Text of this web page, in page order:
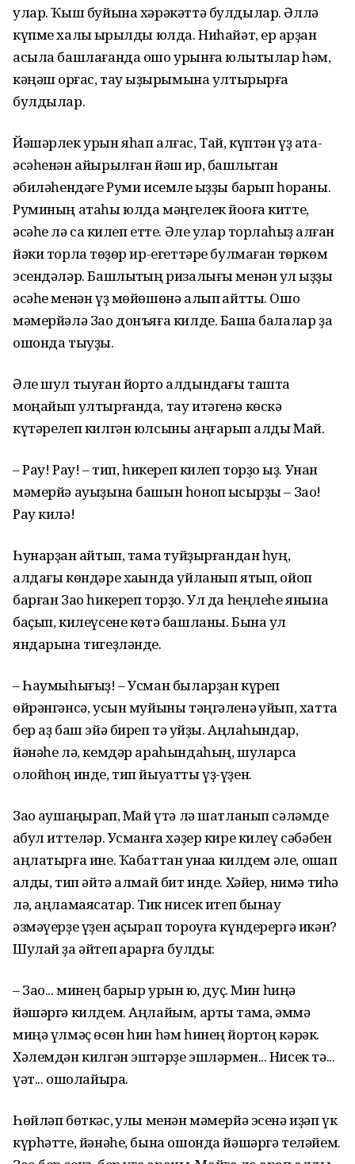
улар. Ҡыш буйына хәрәкәттә булдылар. Әллә
күпме халыҡ ҡырылды юлда. Ниһайәт, ер ҡарҙан
асыла башлағанда ошо урынға юлыҡтылар һәм,
кәңәш ҡорғас, тау ҡыҙырымына ултырырға
булдылар.
Йәшәрлек урын яһап алғас, Тай, күптән үҙ ата-
әсәһенән айырылған йәш ир, башлыҡтан
ҡәбиләһендәге Руми исемле ҡыҙҙы барып һораны.
Руминың атаһы юлда мәңгелек йоҡоға китте,
әсәһе лә саҡ килеп етте. Әле улар торлаҡһыҙ ҡалған
йәки торлаҡ төҙөр ир-егеттәре булмаған төркөм
эсендәләр. Башлыҡтың ризалығы менән ул ҡыҙҙы
әсәһе менән үҙ мөйөшөнә алып ҡайтты. Ошо
мәмерйәлә Зао донъяға килде. Башҡа балалар ҙа
ошонда тыуҙы.
Әле шул тыуған йорто алдындағы ташта
моңайып ултырғанда, тау итәгенә көскә
күтәрелеп килгән юлсыны аңғарып ҡалды Май.
– Рау! Рау! – тип, һикереп килеп торҙо ҡыҙ. Унан
мәмерйә ауыҙына башын һоноп ҡысҡырҙы – Зао!
Рау килә!
Һунарҙан ҡайтып, тамаҡ туйҙырғандан һуң,
алдағы көндәре хаҡында уйланып ятып, ойоп
барған Зао һикереп торҙо. Ул да һеңлеһе янына
баҫып, килеүсене көтә башланы. Бына ул
яндарына тигеҙләнде.
– Һаумыһығыҙ! – Усман быларҙан күреп
өйрәнгәнсә, усын муйыны тәңгәленә ҡуйып, хатта
бер аҙ баш эйә биреп тә ҡуйҙы. Аңлаһындар,
йәнәһе лә, кемдәр араһындаһың, шуларса
олойһоң инде, тип йыуатты үҙ-үҙен.
Зао ҡаушаңҡырап, Май үтә лә шатланып сәләмде
ҡабул иттеләр. Усманға хәҙер кире килеү сәбәбен
аңлатырға ине. Ҡабаттан ҡунаҡҡа килдем әле, оҡшап
ҡалды, тип әйтә алмай бит инде. Хәйер, нимә тиһә
лә, аңламаясаҡтар. Тик нисек итеп бынау
әзмәүерҙе үҙен аҫырап тороуға күндерергә икән?
Шулай ҙа әйтеп ҡарарға булды:
– Зао... минең барыр урын юҡ, дуҫ. Мин һиңә
йәшәргә килдем. Аңлайым, артыҡ тамаҡ, әммә
миңә үлмәҫ өсөн һин һәм һинең йортоң кәрәк.
Хәлемдән килгән эштәрҙе эшләрмен... Нисек тә...
үәт... ошолайыраҡ.
Һөйләп бөткәс, ҡулы менән мәмерйә эсенә иҙәп үк
күрһәтте, йәнәһе, бына ошонда йәшәргә теләйем.